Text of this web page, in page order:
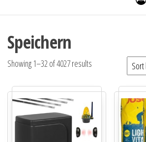
Speichern
Showing 1–32 of 4027 results